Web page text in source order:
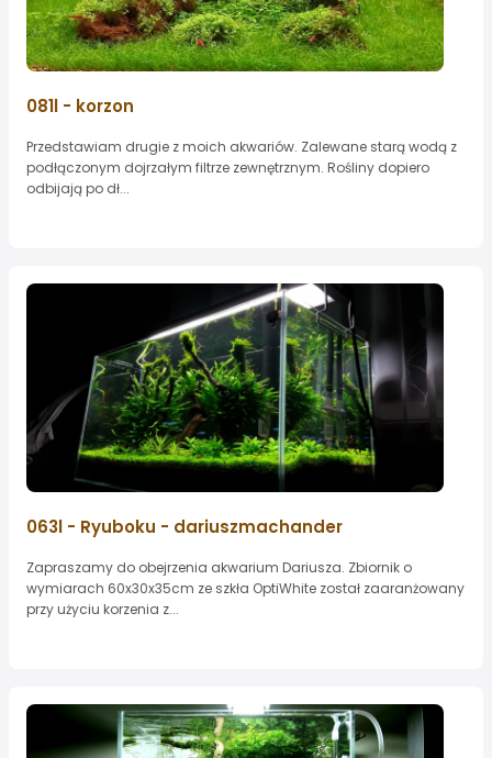
081l - korzon
Przedstawiam drugie z moich akwariów. Zalewane starą wodą z
podłączonym dojrzałym filtrze zewnętrznym. Rośliny dopiero
odbijają po dł...
063l - Ryuboku - dariuszmachander
Zapraszamy do obejrzenia akwarium Dariusza. Zbiornik o
wymiarach 60x30x35cm ze szkła OptiWhite został zaaranżowany
przy użyciu korzenia z...